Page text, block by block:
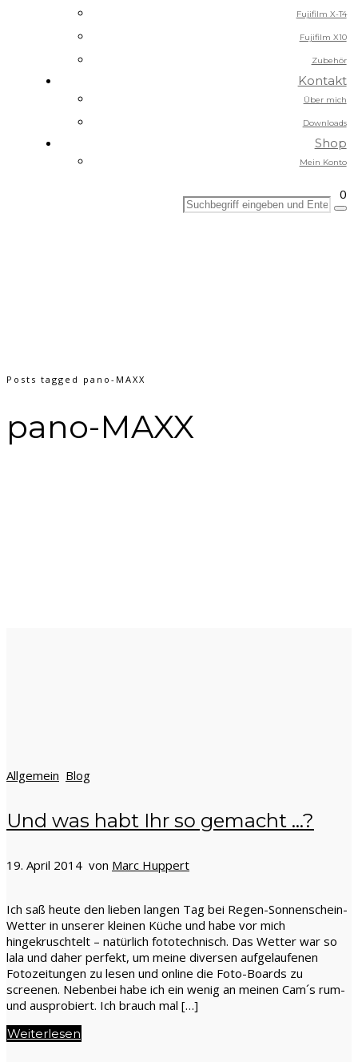
Fujifilm X-T4
Fujifilm X10
Zubehör
Kontakt
Über mich
Downloads
Shop
Mein Konto
0
Posts tagged pano-MAXX
pano-MAXX
Allgemein Blog
Und was habt Ihr so gemacht …?
19. April 2014 von Marc Huppert
Ich saß heute den lieben langen Tag bei Regen-Sonnenschein-
Wetter in unserer kleinen Küche und habe vor mich
hingekruschtelt – natürlich fototechnisch. Das Wetter war so
lala und daher perfekt, um meine diversen aufgelaufenen
Fotozeitungen zu lesen und online die Foto-Boards zu
screenen. Nebenbei habe ich ein wenig an meinen Cam´s rum-
und ausprobiert. Ich brauch mal […]
Weiterlesen